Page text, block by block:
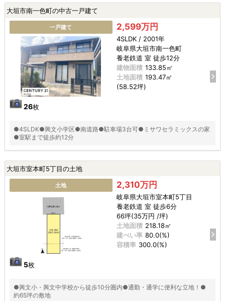
大垣市南一色町の中古一戸建て
一戸建て
26枚
2,599万円
4SLDK / 2001年
岐阜県大垣市南一色町
養老鉄道 室 徒歩12分
建物面積 133.85㎡
土地面積 193.47㎡
(58.52坪)
●4SLDK●興文小学区●南道路●駐車場3台可●ミサワセラミックスの家
●室駅まで徒歩約12分
大垣市室本町5丁目の土地
土地
5枚
2,310万円
岐阜県大垣市室本町5丁目
養老鉄道 室 徒歩6分
66坪(35万円 /坪)
土地面積 218.18㎡
建ぺい率 80.0(%)
容積率 300.0(%)
●興文小・興文中学校から徒歩10分圏内●通勤・通学に便利な立地！●
約65坪の敷地